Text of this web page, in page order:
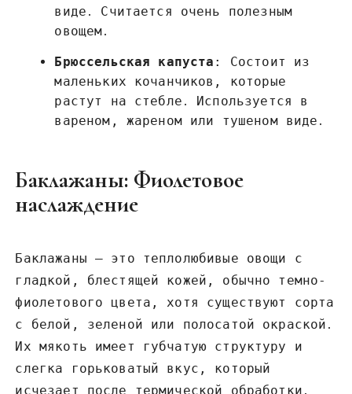
виде․ Считается очень полезным
овощем․
Брюссельская капуста : Состоит из
маленьких кочанчиков, которые
растут на стебле․ Используется в
вареном, жареном или тушеном виде․
Баклажаны: Фиолетовое
наслаждение
Баклажаны – это теплолюбивые овощи с
гладкой, блестящей кожей, обычно темно-
фиолетового цвета, хотя существуют сорта
с белой, зеленой или полосатой окраской․
Их мякоть имеет губчатую структуру и
слегка горьковатый вкус, который
исчезает после термической обработки․